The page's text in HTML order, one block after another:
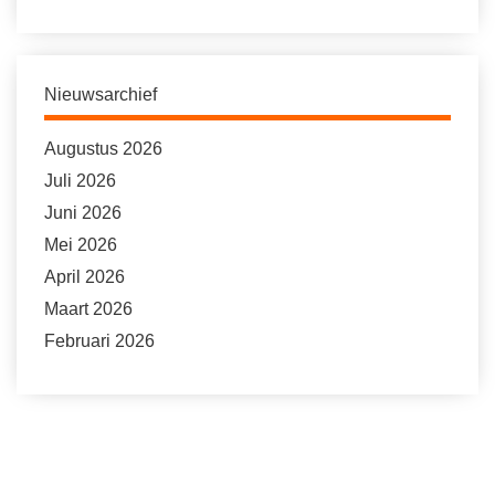
Nieuwsarchief
Augustus 2026
Juli 2026
Juni 2026
Mei 2026
April 2026
Maart 2026
Februari 2026